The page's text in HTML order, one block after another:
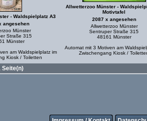
- Waldspielplatz A3
angesehen
Münster
Straße 315
Münster
am Waldspielplatz im
Kiosk / Toiletten
Allwetterzoo Münster -
Motivtafel
2087 x angesehen
Allwetterzoo Münster
Sentruper Straße 315
48161 Münster
Automat mit 3 Motiven am
Zwischengang Kiosk /
Seite(n)